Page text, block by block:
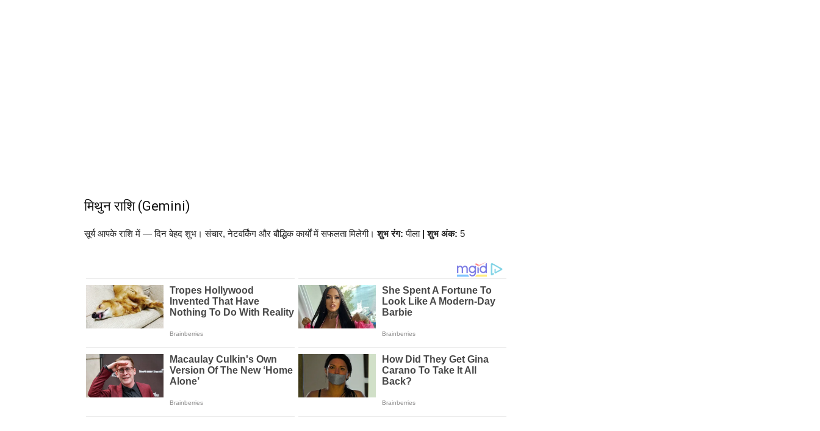
मिथुन राशि (Gemini)
सूर्य आपके राशि में — दिन बेहद शुभ। संचार, नेटवर्किंग और बौद्धिक कार्यों में सफलता मिलेगी।शुभ रंग: पीला | शुभ अंक: 5